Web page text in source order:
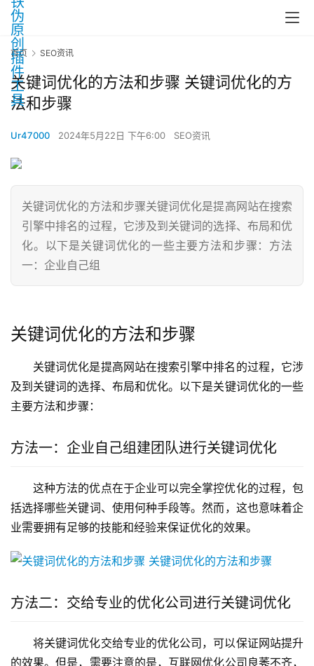
首页 SEO资讯
关键词优化的方法和步骤 关键词优化的方
法和步骤
Ur47000 2024年5月22日 下午6:00 SEO资讯
关键词优化的方法和步骤关键词优化是提高网站在搜索
引擎中排名的过程，它涉及到关键词的选择、布局和优
化。以下是关键词优化的一些主要方法和步骤：方法
一：企业自己组
关键词优化的方法和步骤
关键词优化是提高网站在搜索引擎中排名的过程，它涉
及到关键词的选择、布局和优化。以下是关键词优化的一些
主要方法和步骤：
方法一：企业自己组建团队进行关键词优化
这种方法的优点在于企业可以完全掌控优化的过程，包
括选择哪些关键词、使用何种手段等。然而，这也意味着企
业需要拥有足够的技能和经验来保证优化的效果。
方法二：交给专业的优化公司进行关键词优化
将关键词优化交给专业的优化公司，可以保证网站提升
的效果。但是，需要注意的是，互联网优化公司良莠不齐，